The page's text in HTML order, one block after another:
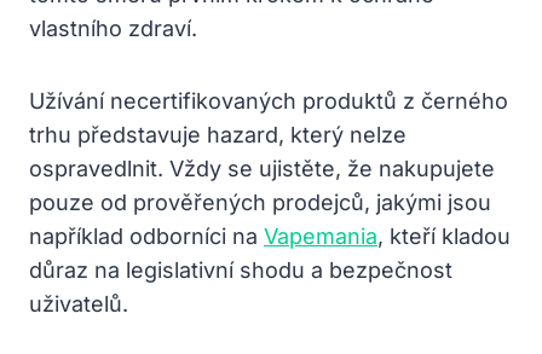
vlastního zdraví.
Užívání necertifikovaných produktů z černého
trhu představuje hazard, který nelze
ospravedlnit. Vždy se ujistěte, že nakupujete
pouze od prověřených prodejců, jakými jsou
například odborníci na Vapemania, kteří kladou
důraz na legislativní shodu a bezpečnost
uživatelů.